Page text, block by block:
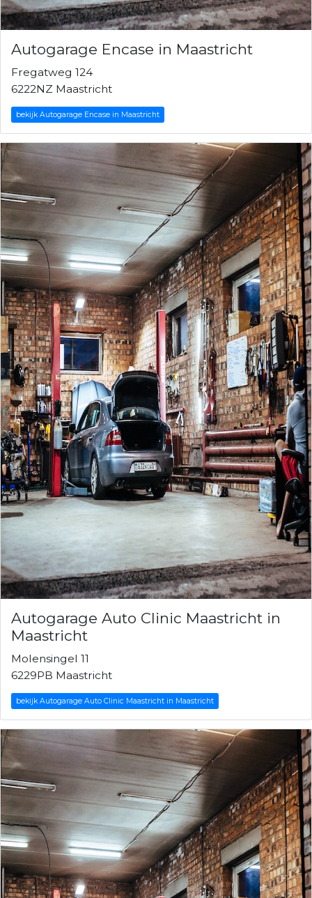
Autogarage Encase in Maastricht
Fregatweg 124
6222NZ Maastricht
bekijk Autogarage Encase in Maastricht
Autogarage Auto Clinic Maastricht in
Maastricht
Molensingel 11
6229PB Maastricht
bekijk Autogarage Auto Clinic Maastricht in Maastricht